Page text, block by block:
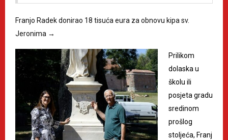
Franjo Radek donirao 18 tisuća eura za obnovu kipa sv.
Jeronima →
Prilikom
dolaska u
školu ili
posjeta gradu
sredinom
prošlog
stoljeća, Franj